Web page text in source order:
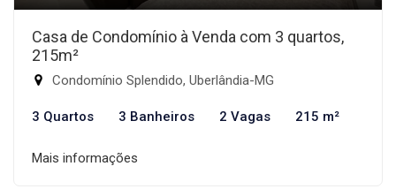
Casa de Condomínio à Venda com 3 quartos,
215m²
Condomínio Splendido, Uberlândia-MG
3 Quartos 3 Banheiros 2 Vagas 215 m²
Mais informações